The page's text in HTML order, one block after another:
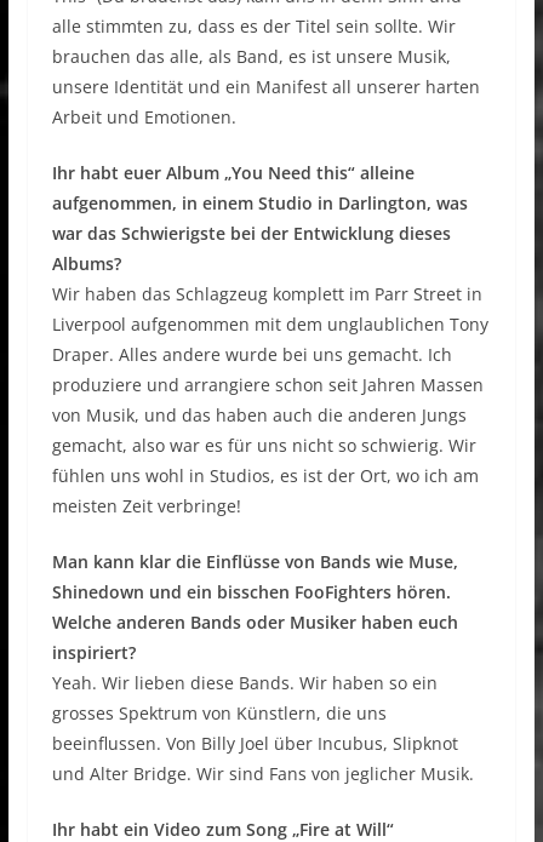
alle stimmten zu, dass es der Titel sein sollte. Wir
brauchen das alle, als Band, es ist unsere Musik,
unsere Identität und ein Manifest all unserer harten
Arbeit und Emotionen.
Ihr habt euer Album „You Need this“ alleine
aufgenommen, in einem Studio in Darlington, was
war das Schwierigste bei der Entwicklung dieses
Albums?
Wir haben das Schlagzeug komplett im Parr Street in
Liverpool aufgenommen mit dem unglaublichen Tony
Draper. Alles andere wurde bei uns gemacht. Ich
produziere und arrangiere schon seit Jahren Massen
von Musik, und das haben auch die anderen Jungs
gemacht, also war es für uns nicht so schwierig. Wir
fühlen uns wohl in Studios, es ist der Ort, wo ich am
meisten Zeit verbringe!
Man kann klar die Einflüsse von Bands wie Muse,
Shinedown und ein bisschen FooFighters hören.
Welche anderen Bands oder Musiker haben euch
inspiriert?
Yeah. Wir lieben diese Bands. Wir haben so ein
grosses Spektrum von Künstlern, die uns
beeinflussen. Von Billy Joel über Incubus, Slipknot
und Alter Bridge. Wir sind Fans von jeglicher Musik.
Ihr habt ein Video zum Song „Fire at Will“